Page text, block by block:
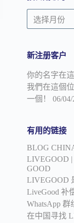
顾
问
按
日
导
新注册客户
你的名字在這
我們在這個
一個！
06/
有用的链接
BLOG
LIVEGOOD
GOOD
LIVEGOOD
LiveGood 补
WhatsApp 群
在中国寻找